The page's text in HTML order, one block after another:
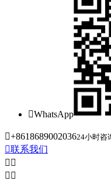
WhatsApp
+861868900203624小时咨
联系我们
 
 